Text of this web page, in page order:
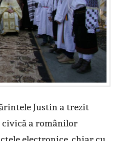
Justin a trezit
a românilor